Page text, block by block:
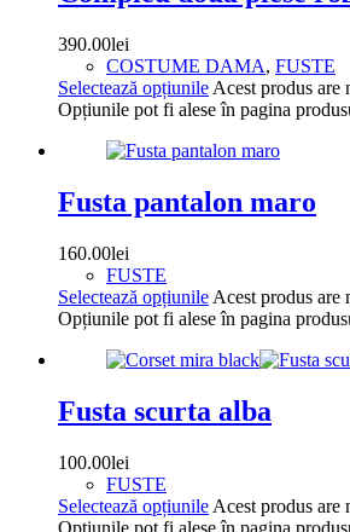
390.00lei
COSTUME DAMA, FUSTE
Selectează opțiunile Acest produs are
Opțiunile pot fi alese în pagina
Fusta pantalon maro
160.00lei
FUSTE
Selectează opțiunile Acest produs are
Opțiunile pot fi alese în pagina
Fusta scurta alba
100.00lei
FUSTE
Selectează opțiunile Acest produs are
Opțiunile pot fi alese în pagina